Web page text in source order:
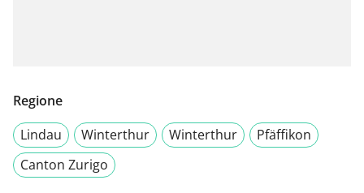
Regione
Lindau
Winterthur Winterthur
Pfäffikon
Canton Zurigo